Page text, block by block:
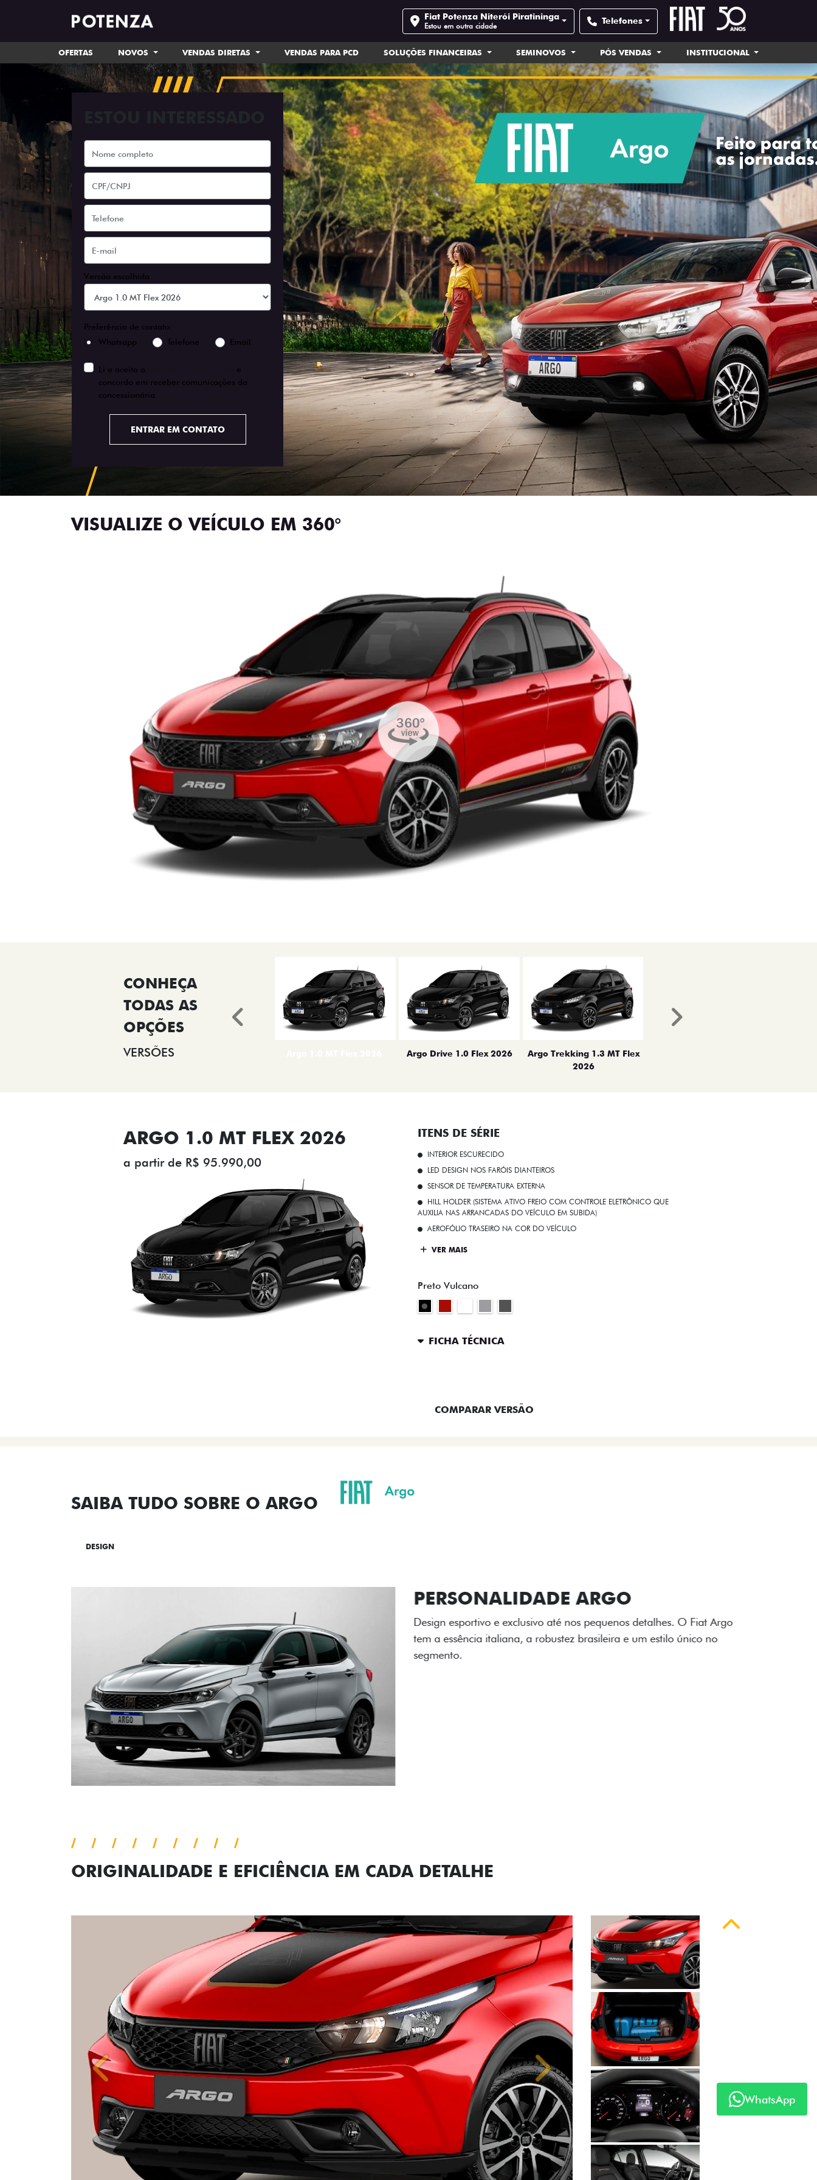
Fiat Potenza Niterói Piratininga
Estou em outra cidade Telefones
OFERTAS NOVOS VENDAS DIRETAS VENDAS PARA PCD SOLUÇÕES FINANCEIRAS SEMINOVOS PÓS VENDAS INSTITUCIONAL
Versão escolhida
Preferência de contato:
Whatsapp
Telefone Email
Li e aceito a
e
concordo em receber comunicações da
concessionária.
ENTRAR EM CONTATO
VISUALIZE O VEÍCULO EM 360°
VERSÕES Argo Drive 1.0 Flex 2026
Argo Trekking 1.3 MT Flex
2026
Anterior Próximo
ARGO 1.0 MT FLEX 2026
a partir de R$ 95.990,00
ITENS DE SÉRIE
INTERIOR ESCURECIDO
LED DESIGN NOS FARÓIS DIANTEIROS
SENSOR DE TEMPERATURA EXTERNA
HILL HOLDER (SISTEMA ATIVO FREIO COM CONTROLE ELETRÔNICO QUE
AUXILIA NAS ARRANCADAS DO VEÍCULO EM SUBIDA)
AEROFÓLIO TRASEIRO NA COR DO VEÍCULO
VER MAIS
Preto Vulcano
FICHA TÉCNICA
COMPARAR VERSÃO
SAIBA TUDO SOBRE O ARGO
DESIGN
ACABAMENTO E DESIGN INTERNO
A flag italiana e o novo logo Fiat também aparecem no interior do
carro, que possui acabamento impecável e detalhes escurecidos.
ORIGINALIDADE E EFICIÊNCIA EM CADA DETALHE
Anterior Próximo
Anterior
WhatsApp